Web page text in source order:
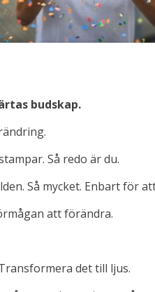
budskap.
Så redo är du.
Så mycket. Enbart för
att förändra.
det till ljus.